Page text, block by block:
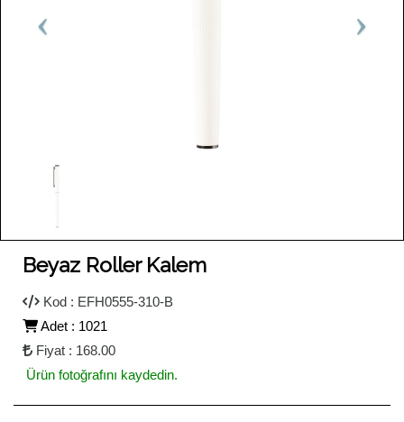
Beyaz Roller Kalem
Kod : EFH0555-310-B
Adet : 1021
Fiyat : 168.00
Ürün fotoğrafını kaydedin.